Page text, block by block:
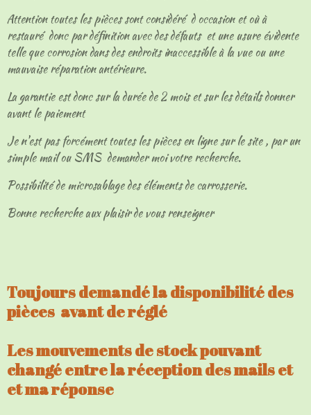
Attention toutes les pièces sont considéré d occasion et où à
restauré donc par définition avec des défauts et une usure évidente
telle que corrosion dans des endroits inaccessible à la vue ou une
mauvaise réparation antérieure.
La garantie est donc sur la durée de 2 mois et sur les détails donner
avant le paiement
Je n'est pas forcément toutes les pièces en ligne sur le site , par un
simple mail ou SMS demander moi votre recherche.
Possibilité de microsablage des éléments de carrosserie.
Bonne recherche aux plaisir de vous renseigner
Toujours demandé la disponibilité des
pièces avant de réglé
Les mouvements de stock pouvant
changé entre la réception des mails et
et ma réponse